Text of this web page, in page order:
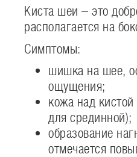
Киста шеи – это
располагается на
Симптомы:
шишка на шее,
ощущения;
кожа над
для срединной);
образование
отмечается